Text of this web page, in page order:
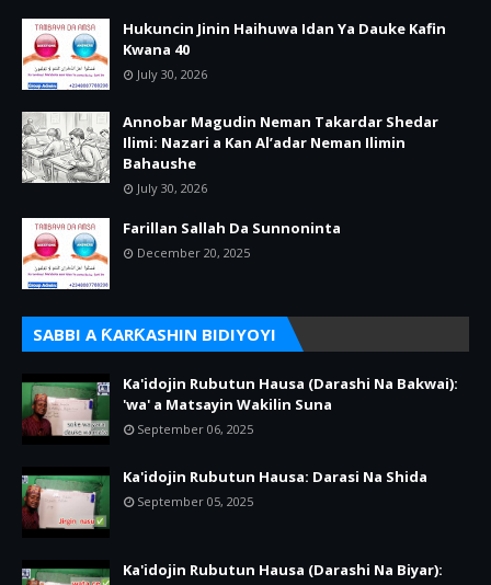
Hukuncin Jinin Haihuwa Idan Ya Dauke Kafin
Kwana 40
July 30, 2026
Annobar Magudin Neman Takardar Shedar
Ilimi: Nazari a Kan Al’adar Neman Ilimin
Bahaushe
July 30, 2026
Farillan Sallah Da Sunnoninta
December 20, 2025
SABBI A ƘARƘASHIN BIDIYOYI
Ka'idojin Rubutun Hausa (Darashi Na Bakwai):
'wa' a Matsayin Wakilin Suna
September 06, 2025
Ka'idojin Rubutun Hausa: Darasi Na Shida
September 05, 2025
Ka'idojin Rubutun Hausa (Darashi Na Biyar):